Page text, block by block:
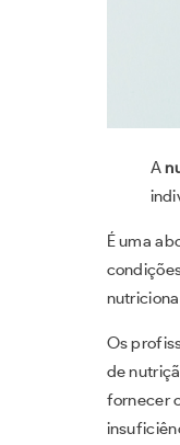
A
É uma
Os
de
fornecer